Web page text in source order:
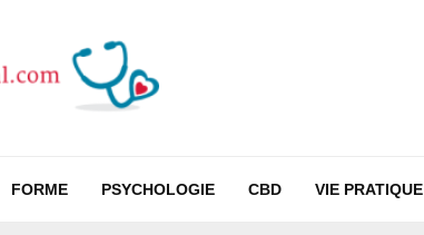
FORME PSYCHOLOGIE CBD VIE PRATIQUE